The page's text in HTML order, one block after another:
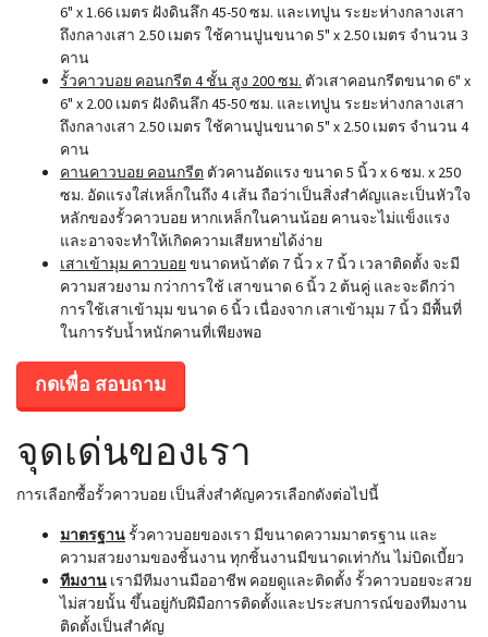
6" x 1.66 เมตร ฝังดินลึก 45-50 ซม. และเทปูน ระยะห่างกลางเสา
ถึงกลางเสา 2.50 เมตร ใช้คานปูนขนาด 5" x 2.50 เมตร จำนวน 3
คาน
รั้วคาวบอย คอนกรีต 4 ชั้น สูง 200 ซม. ตัวเสาคอนกรีตขนาด 6" x
6" x 2.00 เมตร ฝังดินลึก 45-50 ซม. และเทปูน ระยะห่างกลางเสา
ถึงกลางเสา 2.50 เมตร ใช้คานปูนขนาด 5" x 2.50 เมตร จำนวน 4
คาน
คานคาวบอย คอนกรีต ตัวคานอัดแรง ขนาด 5 นิ้ว x 6 ซม. x 250
ซม. อัดแรงใส่เหล็กในถึง 4 เส้น ถือว่าเป็นสิ่งสำคัญและเป็นหัวใจ
หลักของรั้วคาวบอย หากเหล็กในคานน้อย คานจะไม่แข็งแรง
และอาจจะทำให้เกิดความเสียหายได้ง่าย
เสาเข้ามุม คาวบอย ขนาดหน้าตัด 7 นิ้ว x 7 นิ้ว เวลาติดตั้ง จะมี
ความสวยงาม กว่าการใช้ เสาขนาด 6 นิ้ว 2 ต้นคู่ และจะดีกว่า
การใช้เสาเข้ามุม ขนาด 6 นิ้ว เนื่องจาก เสาเข้ามุม 7 นิ้ว มีพื้นที่
ในการรับน้ำหนักคานที่เพียงพอ
กดเพื่อ สอบถาม
จุดเด่นของเรา
การเลือกซื้อรั้วคาวบอย เป็นสิ่งสำคัญควรเลือกดังต่อไปนี้
มาตรฐานรั้วคาวบอยของเรา มีขนาดความมาตรฐาน และ
ความสวยงามของชิ้นงาน ทุกชิ้นงานมีขนาดเท่ากัน ไม่บิดเบี้ยว
ทีมงาน เรามีทีมงานมืออาชีพ คอยดูและติดตั้ง รั้วคาวบอยจะสวย
ไม่สวยนั้น ขึ้นอยู่กับฝีมือการติดตั้งและประสบการณ์ของทีมงาน
ติดตั้งเป็นสำคัญ